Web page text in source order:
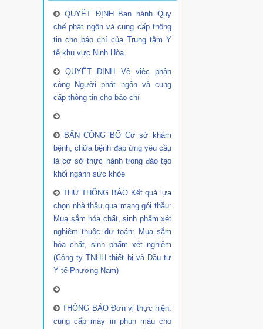
QUYẾT ĐỊNH Ban hành Quy
chế phát ngôn và cung cấp thông
tin cho báo chí của Trung tâm Y
tế khu vực Ninh Hòa
QUYẾT ĐỊNH Về việc phân
công Người phát ngôn và cung
cấp thông tin cho báo chí
BẢN CÔNG BỐ Cơ sở khám
bệnh, chữa bệnh đáp ứng yêu cầu
là cơ sở thực hành trong đào tạo
khối ngành sức khỏe
THƯ THÔNG BÁO Kết quả lựa
chọn nhà thầu qua mạng gói thầu:
Mua sắm hóa chất, sinh phẩm xét
nghiệm thuộc dự toán: Mua sắm
hóa chất, sinh phẩm xét nghiệm
(Công ty TNHH thiết bị và Đầu tư
Y tế Phương Nam)
THÔNG BÁO Đơn vị thực hiện:
cung cấp máy in phun màu cho